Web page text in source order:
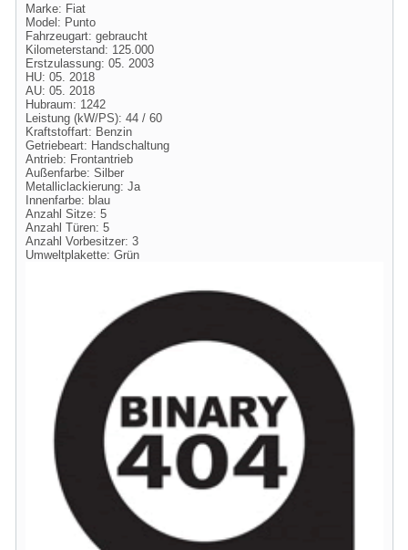
Marke: Fiat
Model: Punto
Fahrzeugart: gebraucht
Kilometerstand: 125.000
Erstzulassung: 05. 2003
HU: 05. 2018
AU: 05. 2018
Hubraum: 1242
Leistung (kW/PS): 44 / 60
Kraftstoffart: Benzin
Getriebeart: Handschaltung
Antrieb: Frontantrieb
Außenfarbe: Silber
Metalliclackierung: Ja
Innenfarbe: blau
Anzahl Sitze: 5
Anzahl Türen: 5
Anzahl Vorbesitzer: 3
Umweltplakette: Grün